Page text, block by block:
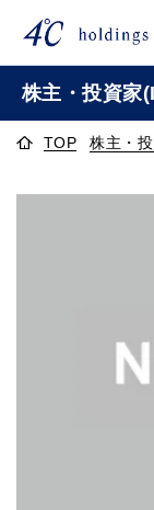
株主・投資家
TOP 株主・